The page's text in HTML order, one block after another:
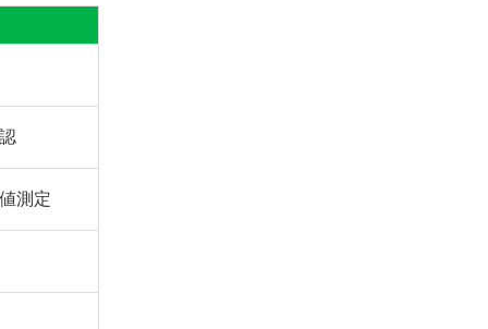
測定